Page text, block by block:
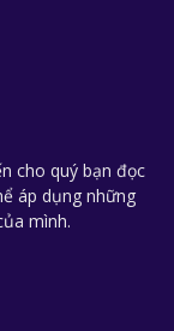
cho quý bạn đọc
áp dụng những
mình.